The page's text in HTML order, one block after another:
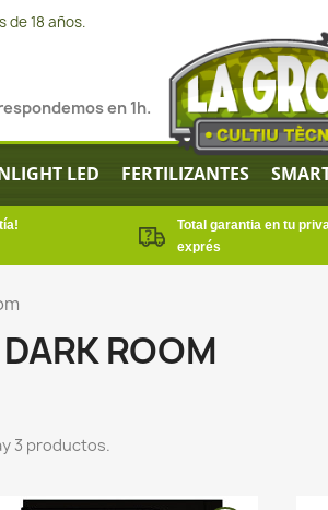
de 18 años.
en 1h.
LED FERTILIZANTES
Total garantia en tu
exprés
DARK ROOM
3 productos.